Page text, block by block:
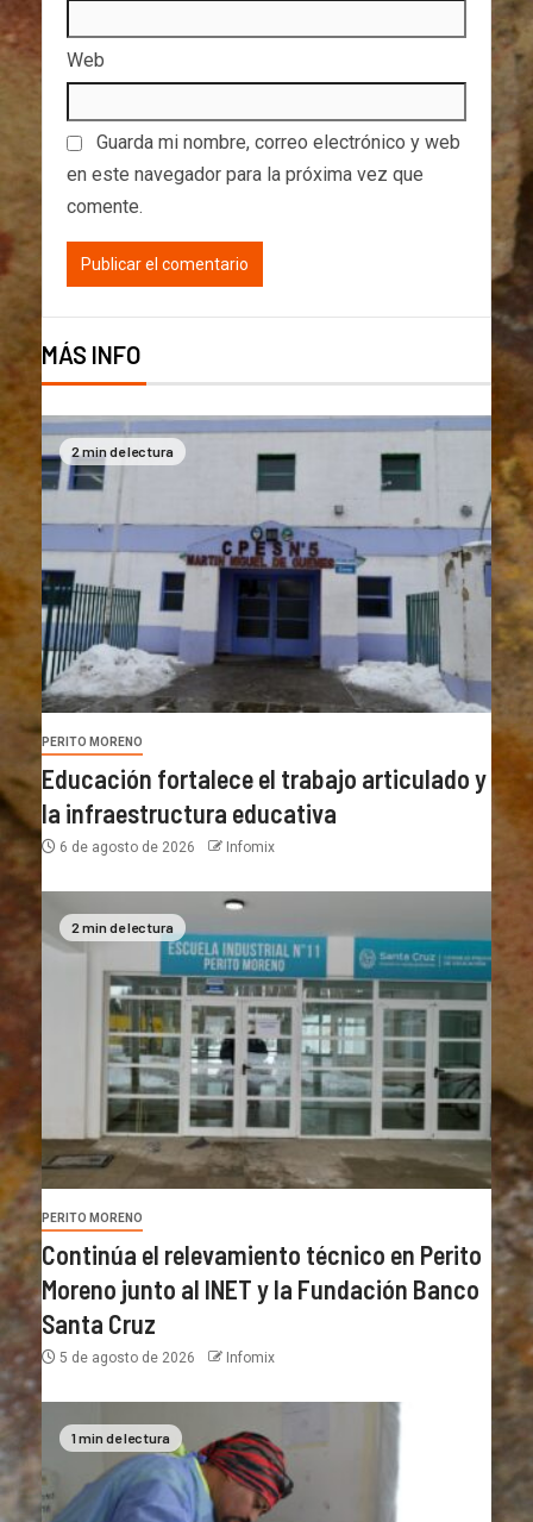
Web
Guarda mi nombre, correo electrónico y web
en este navegador para la próxima vez que
comente.
MÁS INFO
2 min de lectura
PERITO MORENO
Educación fortalece el trabajo articulado y
la infraestructura educativa
6 de agosto de 2026 Infomix
2 min de lectura
PERITO MORENO
Continúa el relevamiento técnico en Perito
Moreno junto al INET y la Fundación Banco
Santa Cruz
5 de agosto de 2026 Infomix
1 min de lectura